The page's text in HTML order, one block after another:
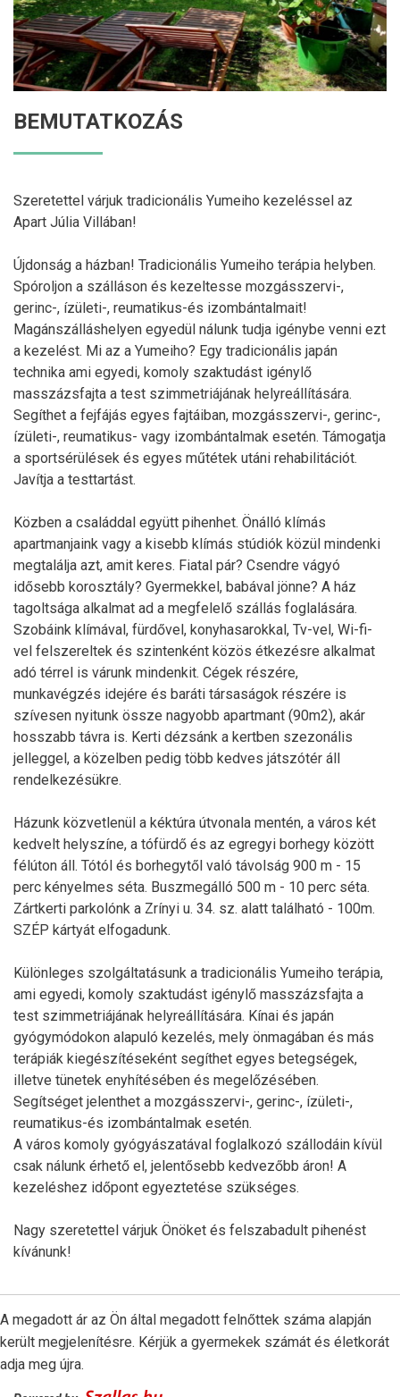
BEMUTATKOZÁS
Szeretettel várjuk tradicionális Yumeiho kezeléssel az
Apart Júlia Villában!
Újdonság a házban! Tradicionális Yumeiho terápia helyben.
Spóroljon a szálláson és kezeltesse mozgásszervi-,
gerinc-, ízületi-, reumatikus-és izombántalmait!
Magánszálláshelyen egyedül nálunk tudja igénybe venni ezt
a kezelést. Mi az a Yumeiho? Egy tradicionális japán
technika ami egyedi, komoly szaktudást igénylő
masszázsfajta a test szimmetriájának helyreállítására.
Segíthet a fejfájás egyes fajtáiban, mozgásszervi-, gerinc-,
ízületi-, reumatikus- vagy izombántalmak esetén. Támogatja
a sportsérülések és egyes műtétek utáni rehabilitációt.
Javítja a testtartást.
Közben a családdal együtt pihenhet. Önálló klímás
apartmanjaink vagy a kisebb klímás stúdiók közül mindenki
megtalálja azt, amit keres. Fiatal pár? Csendre vágyó
idősebb korosztály? Gyermekkel, babával jönne? A ház
tagoltsága alkalmat ad a megfelelő szállás foglalására.
Szobáink klímával, fürdővel, konyhasarokkal, Tv-vel, Wi-fi-
vel felszereltek és szintenként közös étkezésre alkalmat
adó térrel is várunk mindenkit. Cégek részére,
munkavégzés idejére és baráti társaságok részére is
szívesen nyitunk össze nagyobb apartmant (90m2), akár
hosszabb távra is. Kerti dézsánk a kertben szezonális
jelleggel, a közelben pedig több kedves játszótér áll
rendelkezésükre.
Házunk közvetlenül a kéktúra útvonala mentén, a város két
kedvelt helyszíne, a tófürdő és az egregyi borhegy között
félúton áll. Tótól és borhegytől való távolság 900 m - 15
perc kényelmes séta. Buszmegálló 500 m - 10 perc séta.
Zártkerti parkolónk a Zrínyi u. 34. sz. alatt található - 100m.
SZÉP kártyát elfogadunk.
Különleges szolgáltatásunk a tradicionális Yumeiho terápia,
ami egyedi, komoly szaktudást igénylő masszázsfajta a
test szimmetriájának helyreállítására. Kínai és japán
gyógymódokon alapuló kezelés, mely önmagában és más
terápiák kiegészítéseként segíthet egyes betegségek,
illetve tünetek enyhítésében és megelőzésében.
Segítséget jelenthet a mozgásszervi-, gerinc-, ízületi-,
reumatikus-és izombántalmak esetén.
A város komoly gyógyászatával foglalkozó szállodáin kívül
csak nálunk érhető el, jelentősebb kedvezőbb áron! A
kezeléshez időpont egyeztetése szükséges.
Nagy szeretettel várjuk Önöket és felszabadult pihenést
kívánunk!
A megadott ár az Ön által megadott felnőttek száma alapján
került megjelenítésre. Kérjük a gyermekek számát és életkorát
adja meg újra.